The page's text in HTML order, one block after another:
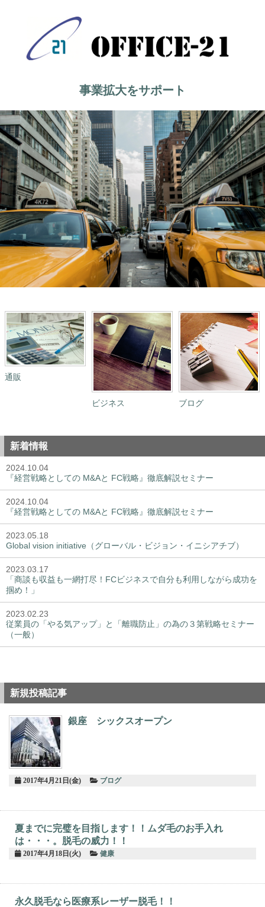
事業拡大をサポート
通販
ビジネス ブログ
新着情報
2024.10.04
『経営戦略としての M&Aと FC戦略』徹底解説セミナー
2024.10.04
『経営戦略としての M&Aと FC戦略』徹底解説セミナー
2023.05.18
Global vision initiative（グローバル・ビジョン・イニシアチブ）
2023.03.17
「商談も収益も一網打尽！FCビジネスで自分も利用しながら成功を
掴め！」
2023.02.23
従業員の「やる気アップ」と「離職防止」の為の３第戦略セミナー
（一般）
新規投稿記事
銀座 シックスオープン
2017年4月21日(金) ブログ
夏までに完璧を目指します！！ムダ毛のお手入れ
は・・・。脱毛の威力！！
2017年4月18日(火) 健康
永久脱毛なら医療系レーザー脱毛！！